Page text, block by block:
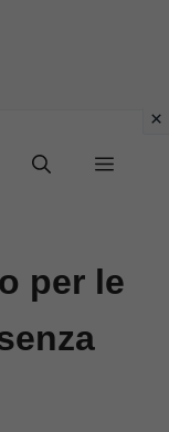
Menu
per le